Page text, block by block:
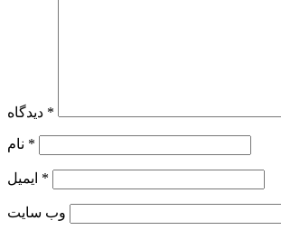
*
*
*
وب‌ سایت